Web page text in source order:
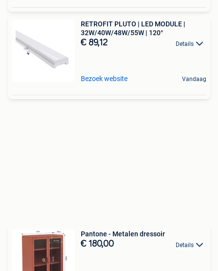
RETROFIT PLUTO | LED MODULE |
32W/40W/48W/55W | 120°
€ 89,12 Details
Bezoek website Vandaag
Pantone - Metalen dressoir
€ 180,00 Details